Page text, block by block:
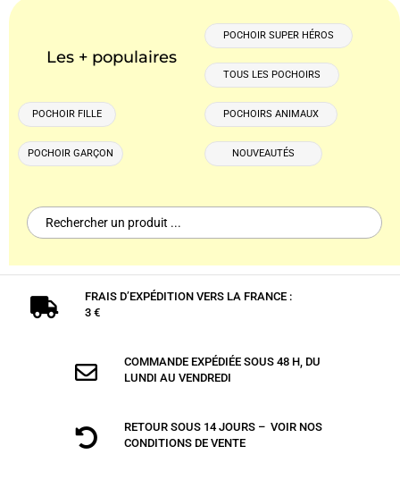
Les + populaires
POCHOIR SUPER HÉROS
TOUS LES POCHOIRS
POCHOIR FILLE
POCHOIR GARÇON
POCHOIRS ANIMAUX
NOUVEAUTÉS
Search
for:

FRAIS D’EXPÉDITION VERS LA FRANCE :
3 €

COMMANDE EXPÉDIÉE SOUS 48 H, DU
LUNDI AU VENDREDI

RETOUR SOUS 14 JOURS – VOIR NOS
CONDITIONS DE VENTE